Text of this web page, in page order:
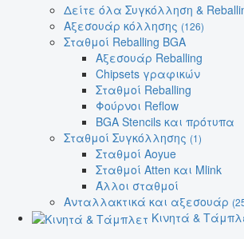
Δείτε όλα Συγκόλληση &
Αξεσουάρ κόλλησης (126)
Σταθμοί Reballing BGA
Αξεσουάρ Reballing
Chipsets γραφικών
Σταθμοί Reballing
Φούρνοι Reflow
BGA Stencils και πρότυπα
Σταθμοί Συγκόλλησης (1)
Σταθμοί Aoyue
Σταθμοί Atten και Mlink
Άλλοι σταθμοί
Ανταλλακτικά και αξεσουάρ
Κινητά &